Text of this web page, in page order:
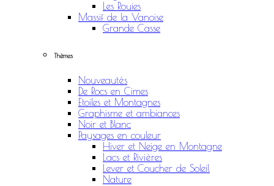
Les Rouies
Massif de la Vanoise
Grande Casse
Thèmes
Nouveautés
De Rocs en Cimes
Etoiles et Montagnes
Graphisme et ambiances
Noir et Blanc
Paysages en couleur
Hiver et Neige en Montagne
Lacs et Rivières
Lever et Coucher de Soleil
Nature